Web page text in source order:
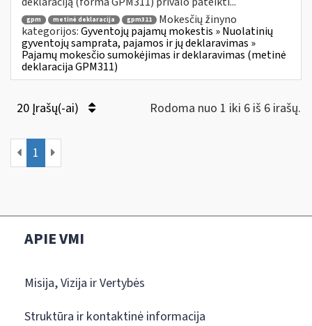
gpm metinė deklaracija gpm311
Mokesčių žinyno
kategorijos:Gyventojų pajamų mokestis » Nuolatinių
gyventojų samprata, pajamos ir jų deklaravimas »
Pajamų mokesčio sumokėjimas ir deklaravimas (metinė
deklaracija GPM311)
20 Įrašų(-ai) Rodoma nuo 1 iki 6 iš 6 irašų.
1
APIE VMI
Misija, Vizija ir Vertybės
Struktūra ir kontaktinė informacija